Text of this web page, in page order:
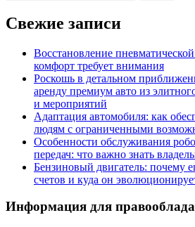
Свежие записи
Восстановление
комфорт требует внимания
Роскошь в детальном
аренду премиум авто из
и мероприятий
Адаптация автомобиля: как
людям с ограниченными
Особенности обслуживания
передач: что важно знать
Бензиновый двигатель: почему
счетов и куда он
Информация для